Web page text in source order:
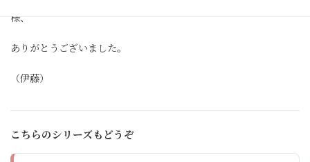
様、
ありがとうございました。
（伊藤）
こちらのシリーズもどうぞ